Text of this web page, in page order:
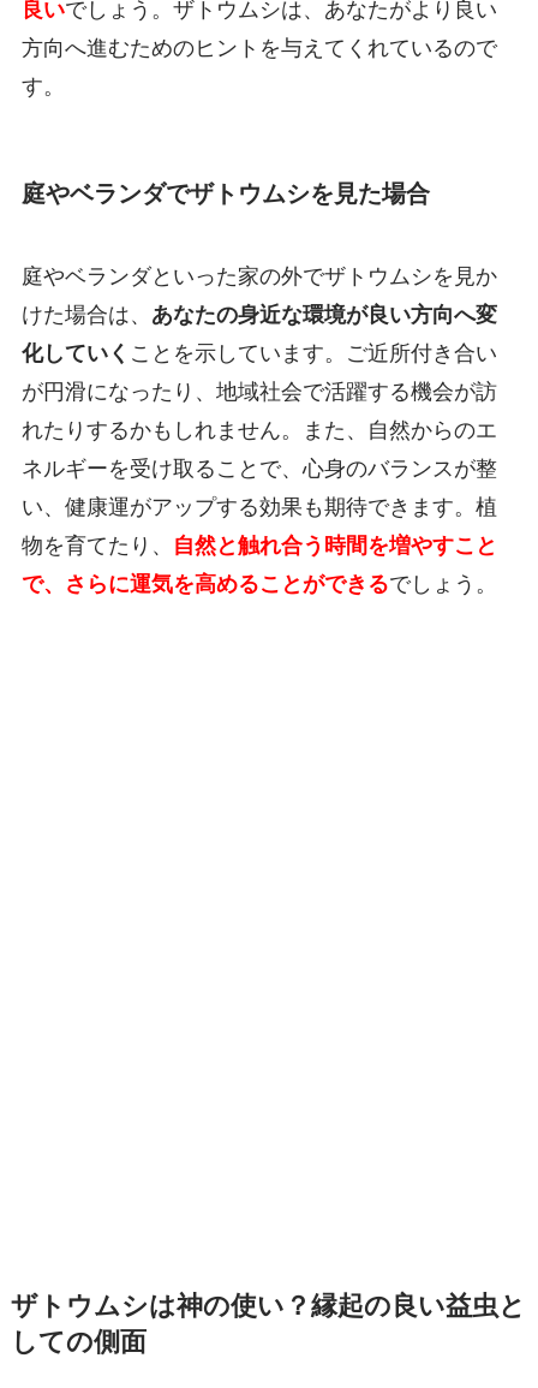
良いでしょう。ザトウムシは、あなたがより良い
方向へ進むためのヒントを与えてくれているので
す。
庭やベランダでザトウムシを見た場合
庭やベランダといった家の外でザトウムシを見か
けた場合は、 あなたの身近な環境が良い方向へ変
化していく ことを示しています。ご近所付き合い
が円滑になったり、地域社会で活躍する機会が訪
れたりするかもしれません。また、自然からのエ
ネルギーを受け取ることで、心身のバランスが整
い、健康運がアップする効果も期待できます。植
物を育てたり、
自然と触れ合う時間を増やすこと
で、さらに運気を高めることができるでしょう。
ザトウムシは神の使い？縁起の良い益虫と
しての側面